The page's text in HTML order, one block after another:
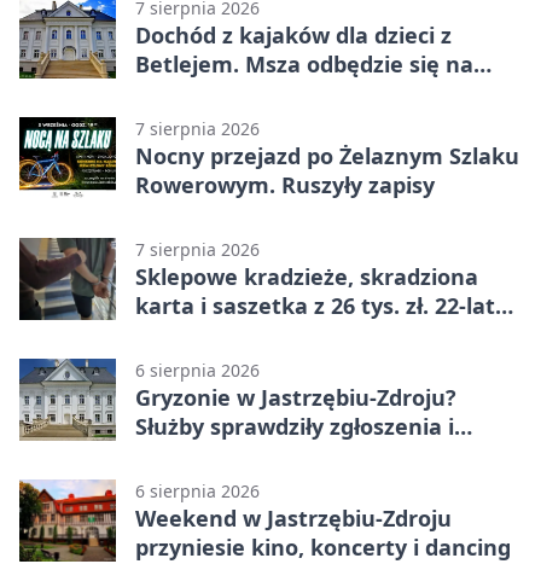
7 sierpnia 2026
Dochód z kajaków dla dzieci z
Betlejem. Msza odbędzie się na
7 sierpnia 2026
Nocny przejazd po Żelaznym Szlaku
Rowerowym. Ruszyły zapisy
7 sierpnia 2026
Sklepowe kradzieże, skradziona
karta i saszetka z 26 tys. zł. 22-latek
6 sierpnia 2026
Gryzonie w Jastrzębiu-Zdroju?
Służby sprawdziły zgłoszenia i
6 sierpnia 2026
Weekend w Jastrzębiu-Zdroju
przyniesie kino, koncerty i dancing